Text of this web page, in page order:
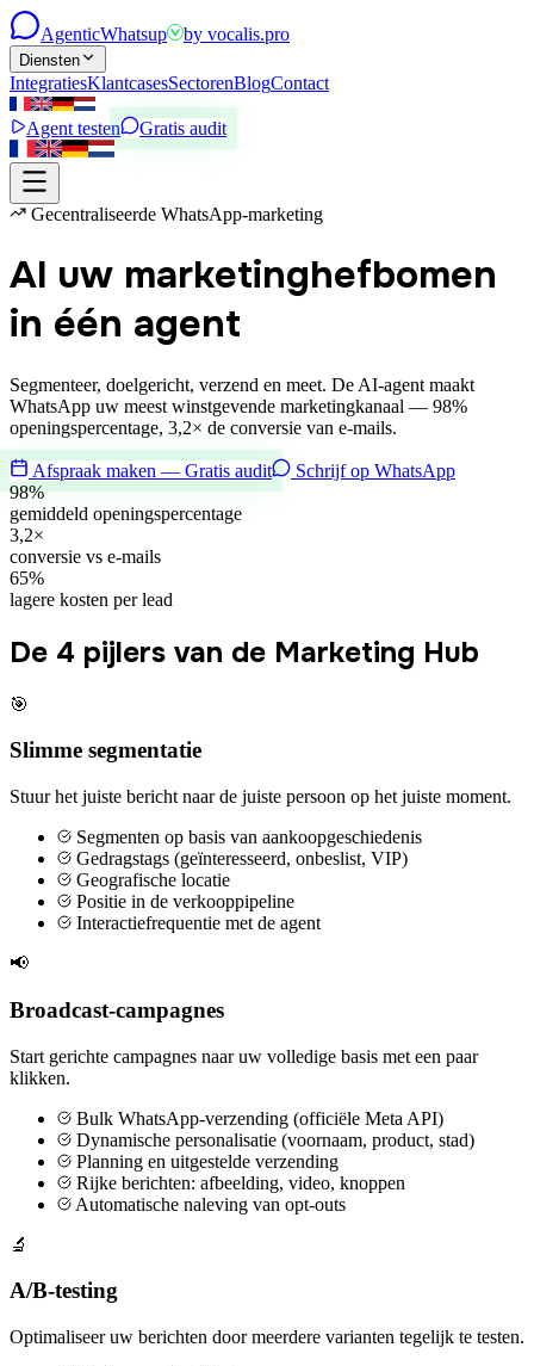
AgenticWhatsup by vocalis.pro
Diensten
IntegratiesKlantcasesSectorenBlogContact
Agent testen Gratis audit
Gecentraliseerde WhatsApp-marketing
Al uw marketinghefbomen
in één agent
Segmenteer, doelgericht, verzend en meet. De AI-agent maakt
WhatsApp uw meest winstgevende marketingkanaal — 98%
openingspercentage, 3,2× de conversie van e-mails.
Afspraak maken — Gratis audit
Schrijf op WhatsApp
98%
gemiddeld openingspercentage
3,2×
conversie vs e-mails
65%
lagere kosten per lead
De 4 pijlers van de Marketing Hub
🎯
Slimme segmentatie
Stuur het juiste bericht naar de juiste persoon op het juiste moment.
Segmenten op basis van aankoopgeschiedenis
Gedragstags (geïnteresseerd, onbeslist, VIP)
Geografische locatie
Positie in de verkooppipeline
Interactiefrequentie met de agent
📢
Broadcast-campagnes
Start gerichte campagnes naar uw volledige basis met een paar
klikken.
Bulk WhatsApp-verzending (officiële Meta API)
Dynamische personalisatie (voornaam, product, stad)
Planning en uitgestelde verzending
Rijke berichten: afbeelding, video, knoppen
Automatische naleving van opt-outs
🔬
A/B-testing
Optimaliseer uw berichten door meerdere varianten tegelijk te testen.